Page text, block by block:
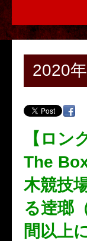
2020
【ロ
The
木競技
る逹瑯
間以上